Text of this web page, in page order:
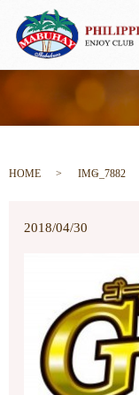
HOME IMG_7882
2018/04/30